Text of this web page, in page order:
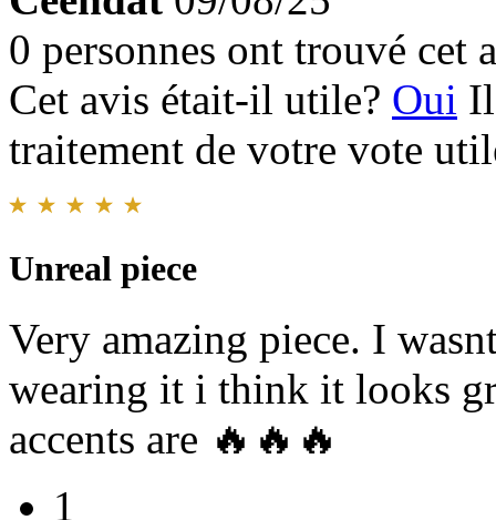
0 personnes ont trouvé cet
Cet avis était-il utile? Oui
traitement de votre vote
Unreal piece
Very amazing piece. I
wearing it i think it looks
accents are 🔥🔥🔥
1